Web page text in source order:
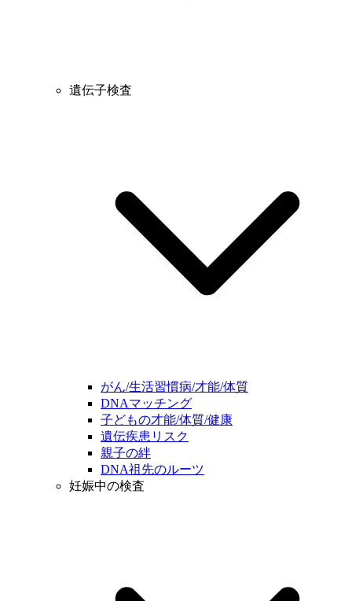
遺伝子検査
がん/生活習慣病/才能/体質
DNAマッチング
子どもの才能/体質/健康
遺伝疾患リスク
親子の絆
DNA祖先のルーツ
妊娠中の検査